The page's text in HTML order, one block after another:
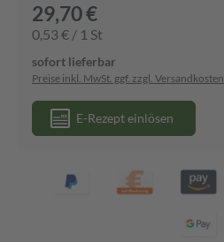
29,70 €
0,53 € / 1 St
sofort lieferbar
Preise inkl. MwSt. ggf. zzgl. Versandkosten
E-Rezept einlösen